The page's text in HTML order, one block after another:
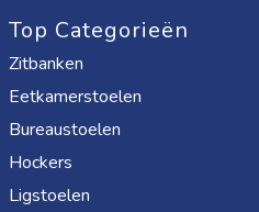
Top Categorieën
Zitbanken
Eetkamerstoelen
Bureaustoelen
Hockers
Ligstoelen